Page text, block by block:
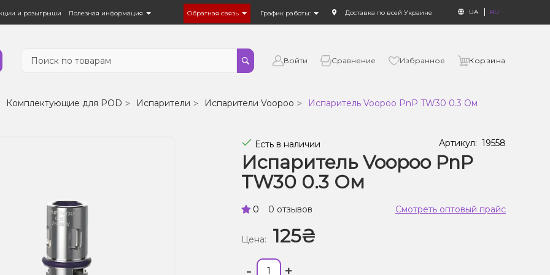
и розыгрыши Полезная информация Обратная связь График работы: Доставка по всей Украине UA RU
Войти Сравнение Избранное Корзина
Комплектующие для POD Испарители Испарители Voopoo Испаритель Voopoo PnP TW30 0.3 Ом
Есть в наличии Артикул: 19558
Испаритель Voopoo PnP
TW30 0.3 Ом
0 0 отзывов Смотреть оптовый прайс
Цена: 125₴
- +